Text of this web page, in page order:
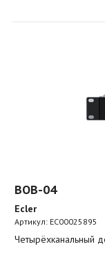
BOB-04
Ecler
Артикул: EC00025895
Четырёхканальный